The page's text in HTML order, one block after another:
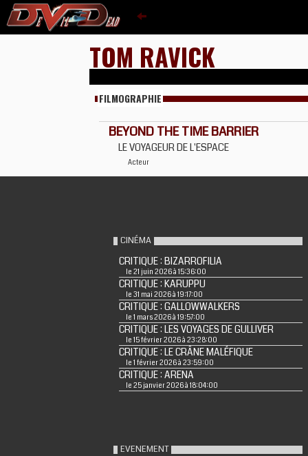
TOM RAVICK
FILMOGRAPHIE
BEYOND THE TIME BARRIER
LE VOYAGEUR DE L'ESPACE
Acteur
CINÉMA
CRITIQUE : BIZARROFILIA
le 21 juin 2026 à 15:36:00
CRITIQUE : KARUPPU
le 31 mai 2026 à 19:17:00
CRITIQUE : GALLOWWALKERS
le 1 mars 2026 à 19:57:00
CRITIQUE : LES VOYAGES DE GULLIVER
le 15 février 2026 à 23:28:00
CRITIQUE : LE CRÂNE MALÉFIQUE
le 1 février 2026 à 23:59:00
CRITIQUE : ARENA
le 25 janvier 2026 à 18:04:00
EVENEMENT